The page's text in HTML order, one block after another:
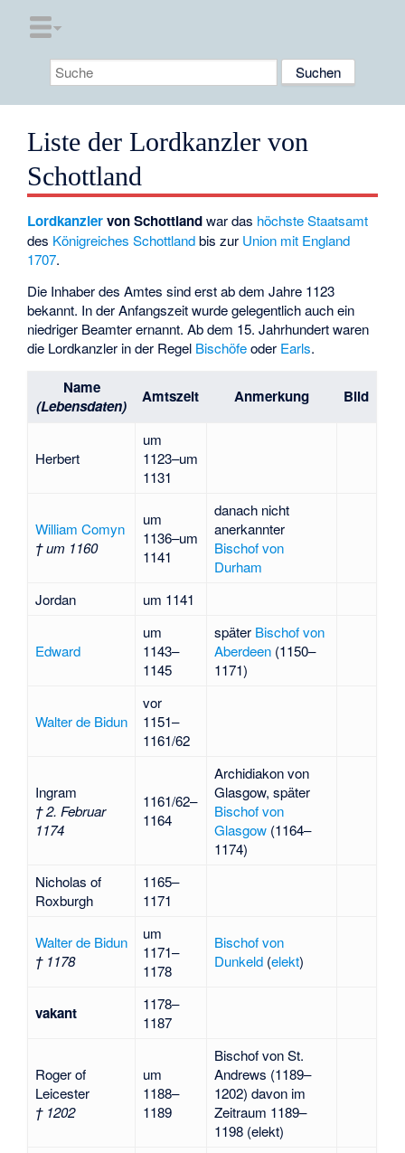
Liste der Lordkanzler von
Schottland
Lordkanzlervon Schottlandwar das höchste Staatsamt
des Königreiches Schottlandbis zur Union mit England
1707.
Die Inhaber des Amtes sind erst ab dem Jahre 1123
bekannt. In der Anfangszeit wurde gelegentlich auch ein
niedriger Beamter ernannt. Ab dem 15. Jahrhundert waren
die Lordkanzler in der Regel Bischöfeoder Earls.
Name
(Lebensdaten)
Amtszeit Anmerkung Bild
Herbert
um
1123–um
1131
William Comyn
† um 1160
um
1136–um
1141
danach nicht
anerkannter
Bischof von
Durham
Jordan
um 1141
Edward
um
1143–
1145
später Bischof von
Aberdeen(1150–
1171)
Walter de Bidun
vor
1151–
1161/62
Ingram
† 2. Februar
1174
1161/62–
1164
Archidiakon von
Glasgow, später
Bischof von
Glasgow(1164–
1174)
Nicholas of
Roxburgh
1165–
1171
Walter de Bidun
† 1178
um
1171–
1178
Bischof von
Dunkeld(elekt)
vakant
1178–
1187
Roger of
Leicester
† 1202
um
1188–
1189
Bischof von St.
Andrews (1189–
1202) davon im
Zeitraum 1189–
1198 (elekt)